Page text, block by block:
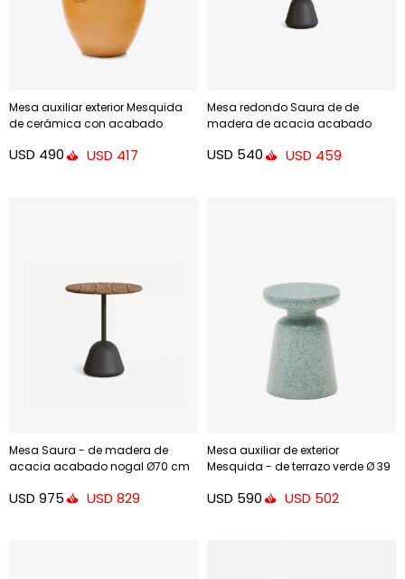
Mesa auxiliar exterior Mesquida
de cerámica con acabado
USD 490 USD 417
Mesa redondo Saura de de
madera de acacia acabado
USD 540 USD 459
Mesa Saura - de madera de
acacia acabado nogal Ø70 cm
USD 975 USD 829
Mesa auxiliar de exterior
Mesquida - de terrazo verde Ø 39
USD 590 USD 502